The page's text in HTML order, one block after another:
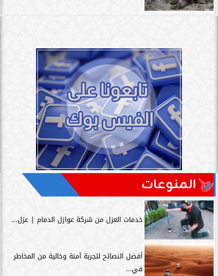
المنوعات
خدمات العزل من شركة عوازل الدمام | عزل...
أفضل النصائح لتجربة آمنة وخالية من المخاطر
في...